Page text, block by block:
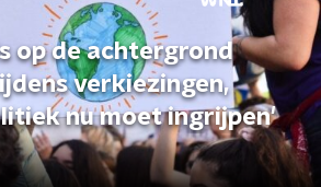
op de achtergrond
verkiezingen,
nu moet ingrijpen'